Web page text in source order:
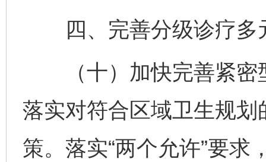
四、完善分级诊疗多
（十）加快完善紧密
落实对符合区域卫生规
策。落实“两个允许”要